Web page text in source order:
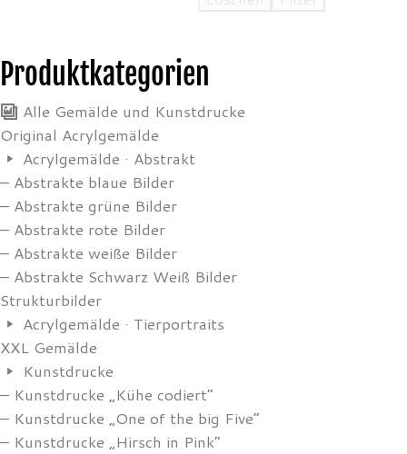
Produktkategorien
Alle Gemälde und Kunstdrucke
Original Acrylgemälde
Acrylgemälde · Abstrakt
– Abstrakte blaue Bilder
– Abstrakte grüne Bilder
– Abstrakte rote Bilder
– Abstrakte weiße Bilder
– Abstrakte Schwarz Weiß Bilder
Strukturbilder
Acrylgemälde · Tierportraits
XXL Gemälde
Kunstdrucke
– Kunstdrucke „Kühe codiert”
– Kunstdrucke „One of the big Five”
– Kunstdrucke „Hirsch in Pink”